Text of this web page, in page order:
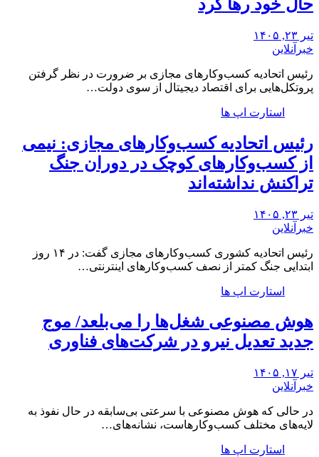
حال خود رها کرد
تیر ۲۳, ۱۴۰۵
خبرآنلاین
رئیس اتحادیه کسب‌وکارهای مجازی بر ضرورت در نظر گرفتن
پروتکل‌هایی برای اقتصاد دیجیتال از سوی دولت…
استارت اپ ها
رئیس اتحادیه کسب‌وکارهای مجازی: نیمی
از کسب‌وکارهای کوچک در دوران جنگ‌
تراکنش نداشته‌اند
تیر ۲۳, ۱۴۰۵
خبرآنلاین
رئیس اتحادیه کشوری کسب‌وکارهای مجازی گفت: در ۱۴ روز
ابتدایی جنگ کمتر از نصف کسب‌وکارهای اینترنتی…
استارت اپ ها
هوش مصنوعی شغل‌ها را می‌بلعد/ موج
جدید تعدیل نیرو در شرکت‌های فناوری
تیر ۱۷, ۱۴۰۵
خبرآنلاین
در حالی که هوش مصنوعی با سرعتی بی‌سابقه در حال نفوذ به
لایه‌های مختلف کسب‌وکارهاست، نشانه‌های…
استارت اپ ها